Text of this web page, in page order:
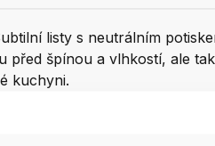
listy s neutrálním
před špínou a vlhkostí, ale
kuchyni.